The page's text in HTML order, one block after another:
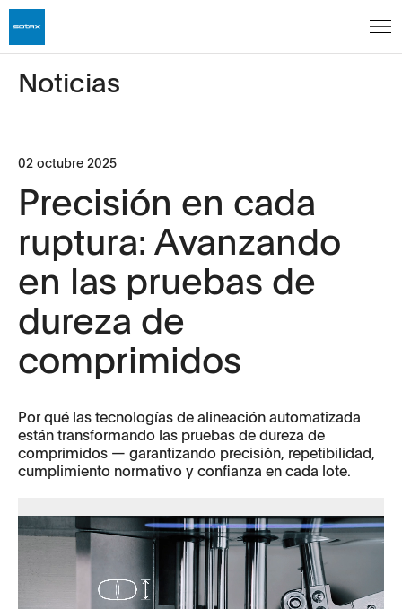
Noticias
02 octubre 2025
Precisión en cada
ruptura: Avanzando
en las pruebas de
dureza de
comprimidos
Por qué las tecnologías de alineación automatizada
están transformando las pruebas de dureza de
comprimidos — garantizando precisión, repetibilidad,
cumplimiento normativo y confianza en cada lote.